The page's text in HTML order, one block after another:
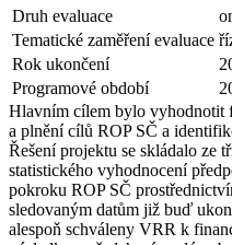
Druh evaluace
Tematické zaměření evaluace
Rok ukončení
Programové období
Hlavním cílem bylo vyhodnotit
a plnění cílů ROP SČ a
Řešení projektu se skládalo ze
statistického vyhodnocení
pokroku ROP SČ
sledovaným datům již buď
alespoň schváleny VRR k